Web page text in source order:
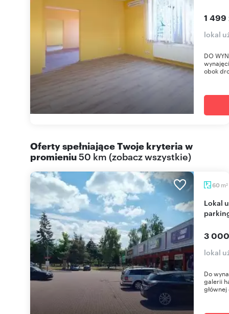
1 499
lokal
DO
obok
Oferty spełniające Twoje kryteria w
promieniu50 km (zobacz wszystkie)
60 m2
Lokal usługowy 60 m2 z dużymi witrynami i
3
lokal
Do
galerii